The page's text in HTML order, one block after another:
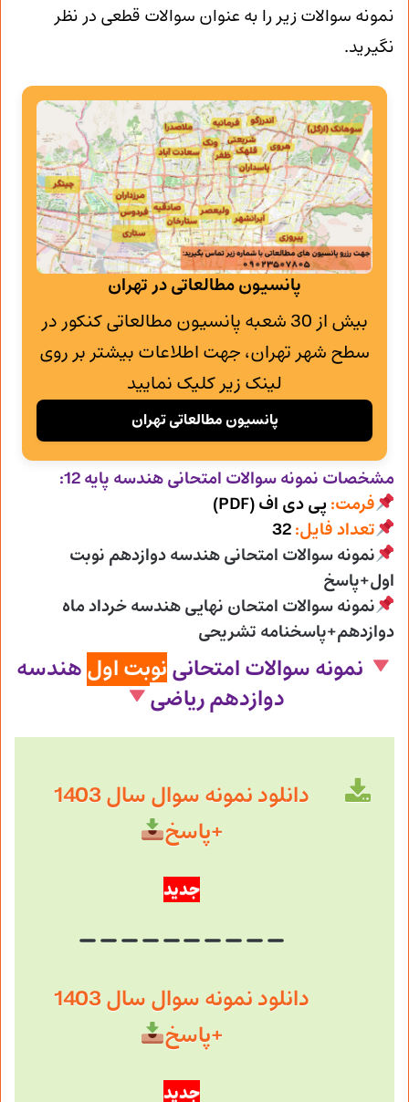
نمونه سوالات زیر را به عنوان سوالات قطعی در نظر
نگیرید.
پانسیون مطالعاتی در تهران
بیش از 30 شعبه پانسیون مطالعاتی کنکور در
سطح شهر تهران، جهت اطلاعات بیشتر بر روی
لینک زیر کلیک نمایید
پانسیون مطالعاتی تهران
مشخصات نمونه سوالات امتحانیهندسه پایه 12:
فرمت: پی دی اف (PDF)
تعداد فایل:32
نمونه سوالات امتحانی هندسه دوازدهم نوبت
اول+پاسخ
نمونه سوالات امتحان نهایی هندسه خرداد ماه
دوازدهم+پاسخنامه تشریحی
نمونه سوالات امتحانینوبت اولهندسه
دوازدهمریاضی
دانلود نمونه سوال سال 1403
+پاسخ
جدید
دانلود نمونه سوال سال 1403
+پاسخ
جدید